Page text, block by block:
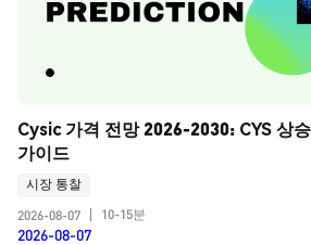
Cysic 가격 전망 2026-2030: CYS 상
가이드
시장 통찰
2026-08-07
10-15분
2026-08-07